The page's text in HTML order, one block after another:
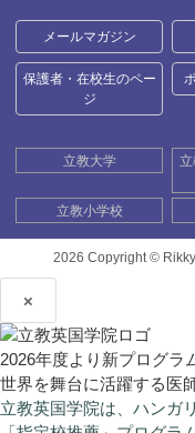
メールマガジン
保護者・在校生のペー
ジ
立教大学
立教小学校
2026 Copyright ©
×
2026年度より新プログラ
世界を舞台に活躍する医師
立教英国学院は、ハンガ